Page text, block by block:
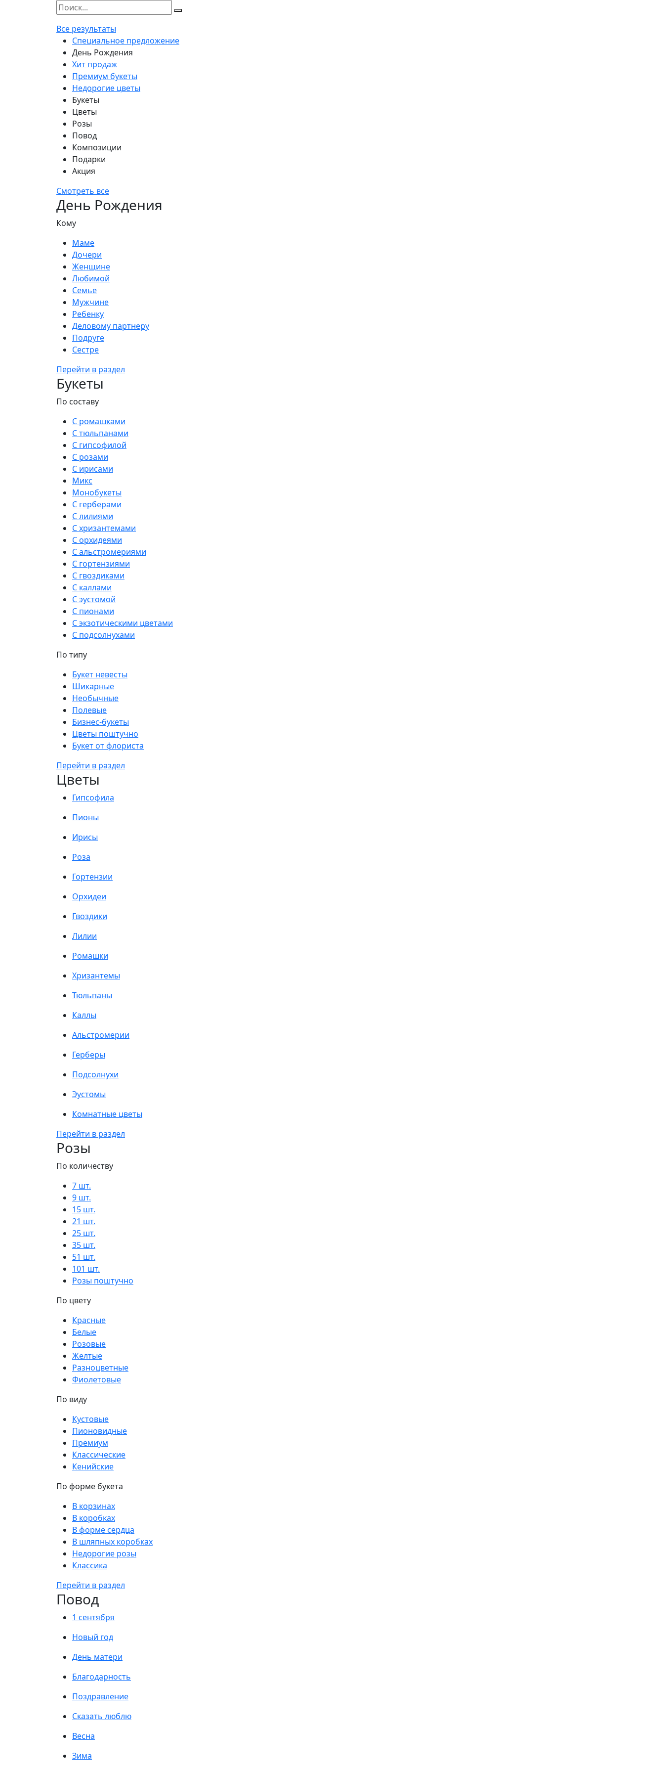
Все результаты
Специальное предложение
День Рождения
Хит продаж
Премиум букеты
Недорогие цветы
Букеты
Цветы
Розы
Повод
Композиции
Подарки
Акция
Смотреть все
День Рождения
Кому
Маме
Дочери
Женщине
Любимой
Семье
Мужчине
Ребенку
Деловому партнеру
Подруге
Сестре
Перейти в раздел
Букеты
По составу
С ромашками
С тюльпанами
С гипсофилой
С розами
С ирисами
Микс
Монобукеты
С герберами
С лилиями
С хризантемами
С орхидеями
С альстромериями
С гортензиями
С гвоздиками
С каллами
С эустомой
С пионами
С экзотическими цветами
С подсолнухами
По типу
Букет невесты
Шикарные
Необычные
Полевые
Бизнес-букеты
Цветы поштучно
Букет от флориста
Перейти в раздел
Цветы
Гипсофила
Пионы
Ирисы
Роза
Гортензии
Орхидеи
Гвоздики
Лилии
Ромашки
Хризантемы
Тюльпаны
Каллы
Альстромерии
Герберы
Подсолнухи
Эустомы
Комнатные цветы
Перейти в раздел
Розы
По количеству
7 шт.
9 шт.
15 шт.
21 шт.
25 шт.
35 шт.
51 шт.
101 шт.
Розы поштучно
По цвету
Красные
Белые
Розовые
Желтые
Разноцветные
Фиолетовые
По виду
Кустовые
Пионовидные
Премиум
Классические
Кенийские
По форме букета
В корзинах
В коробках
В форме сердца
В шляпных коробках
Недорогие розы
Классика
Перейти в раздел
Повод
1 сентября
Новый год
День матери
Благодарность
Поздравление
Сказать люблю
Весна
Зима